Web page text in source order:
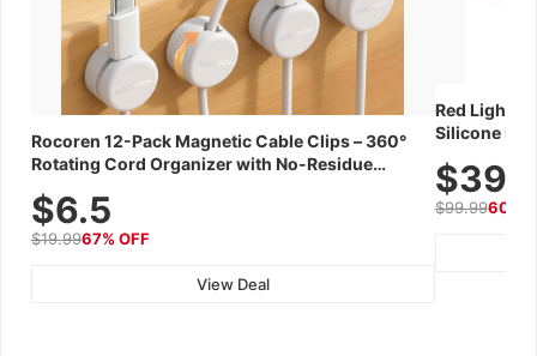
Rocoren 12-Pack Magnetic Cable Clips – 360°
Rotating Cord Organizer with No-Residue
Wall, Car & Office, White
$6.5
$19.9967% OFF
View Deal
Red Light
Silicone
$99.9960%